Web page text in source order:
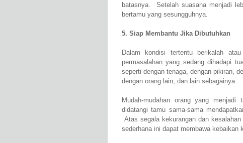
batasnya. Setelah suasana menjadi
bertamu yang sesungguhnya.
5. Siap Membantu Jika Dibutuhkan
Dalam kondisi tertentu berikalah
permasalahan yang sedang dihadapi
seperti dengan tenaga, dengan pikiran,
dengan orang lain, dan lain sebagainya.
Mudah-mudahan orang yang
didatangi tamu sama-sama
Atas segala kekurangan dan
sederhana ini dapat membawa